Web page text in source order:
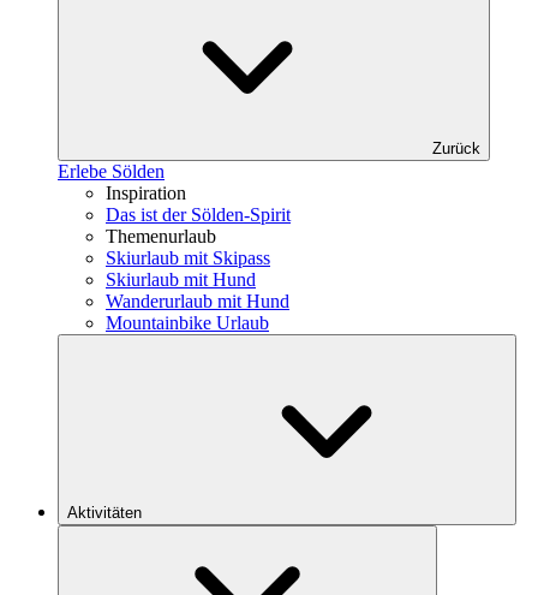
Zurück
Erlebe Sölden
Inspiration
Das ist der Sölden-Spirit
Themenurlaub
Skiurlaub mit Skipass
Skiurlaub mit Hund
Wanderurlaub mit Hund
Mountainbike Urlaub
Aktivitäten